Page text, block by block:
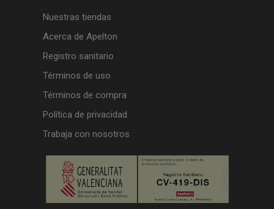
Nuestras tiendas
Acerca de Apelton
Registro sanitario
Términos de uso
Términos de compra
Política de privacidad
Trabaja con nosotros